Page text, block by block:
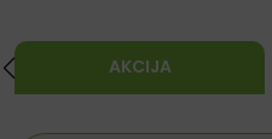
AKCIJA